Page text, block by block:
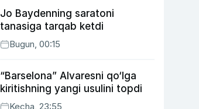
Jo Baydenning saratoni
tanasiga tarqab ketdi
Bugun, 00:15
“Barselona” Alvaresni qo‘lga
kiritishning yangi usulini topdi
Kecha, 23:55